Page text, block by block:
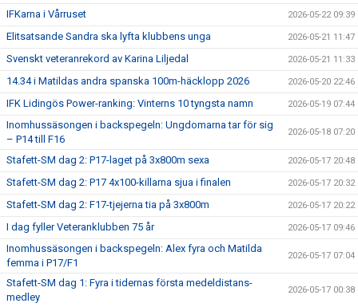
IFKarna i Vårruset 2026-05-22 09:39
Elitsatsande Sandra ska lyfta klubbens unga 2026-05-21 11:47
Svenskt veteranrekord av Karina Liljedal 2026-05-21 11:33
14.34 i Matildas andra spanska 100m-häcklopp 2026 2026-05-20 22:46
IFK Lidingös Power-ranking: Vinterns 10 tyngsta namn 2026-05-19 07:44
Inomhussäsongen i backspegeln: Ungdomarna tar för sig
– P14 till F16
2026-05-18 07:20
Stafett-SM dag 2: P17-laget på 3x800m sexa 2026-05-17 20:48
Stafett-SM dag 2: P17 4x100-killarna sjua i finalen 2026-05-17 20:32
Stafett-SM dag 2: F17-tjejerna tia på 3x800m 2026-05-17 20:22
I dag fyller Veteranklubben 75 år 2026-05-17 09:46
Inomhussäsongen i backspegeln: Alex fyra och Matilda
femma i P17/F1
2026-05-17 07:04
Stafett-SM dag 1: Fyra i tidernas första medeldistans-
medley
2026-05-17 00:38